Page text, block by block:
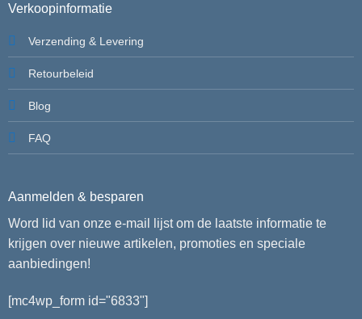
Verkoopinformatie
Verzending & Levering
Retourbeleid
Blog
FAQ
Aanmelden & besparen
Word lid van onze e-mail lijst om de laatste informatie te
krijgen over nieuwe artikelen, promoties en speciale
aanbiedingen!
[mc4wp_form id="6833"]